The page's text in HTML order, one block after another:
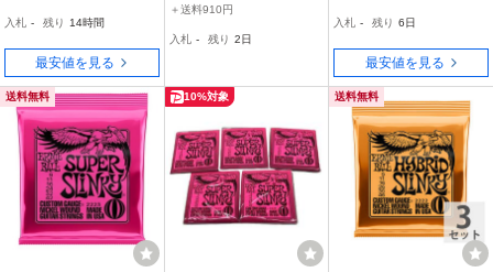
入札 - 残り 14時間
最安値を見る
弦 5個セット ギター 弦 楽
＋送料910円
入札 - 残り 2日
ギター弦
入札 - 残り 6日
最安値を見る
送料無料 10%対象 送料無料